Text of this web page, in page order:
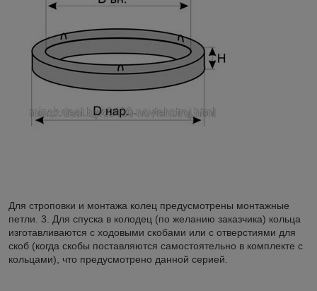
Для строповки и монтажа колец предусмотрены монтажные
петли. 3. Для спуска в колодец (по желанию заказчика) кольца
изготавливаются с ходовыми скобами или с отверстиями для
скоб (когда скобы поставляются самостоятельно в комплекте с
кольцами), что предусмотрено данной серией.